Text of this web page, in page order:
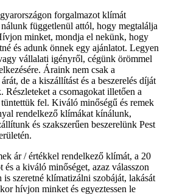
forgalmazot klímát
függetlenül attól, hogy megtalálja
minket, mondja el nekünk, hogy
és adunk önnek egy ajánlatot. Legyen
vállalati igényről, cégünk örömmel
Áraink nem csak a
de a kiszállítást és a beszerelés díját
Részleteket a csomagokat illetően a
fel. Kiváló minőségű és remek
rendelkező klímákat kínálunk,
és szakszerűen beszerelünk Pest
ár / értékkel rendelkező klímát, a 20
és a kiváló minőséget, azaz válasszon
szeretné klímatizálni szobáját, lakását
hívjon minket és egyeztessen le